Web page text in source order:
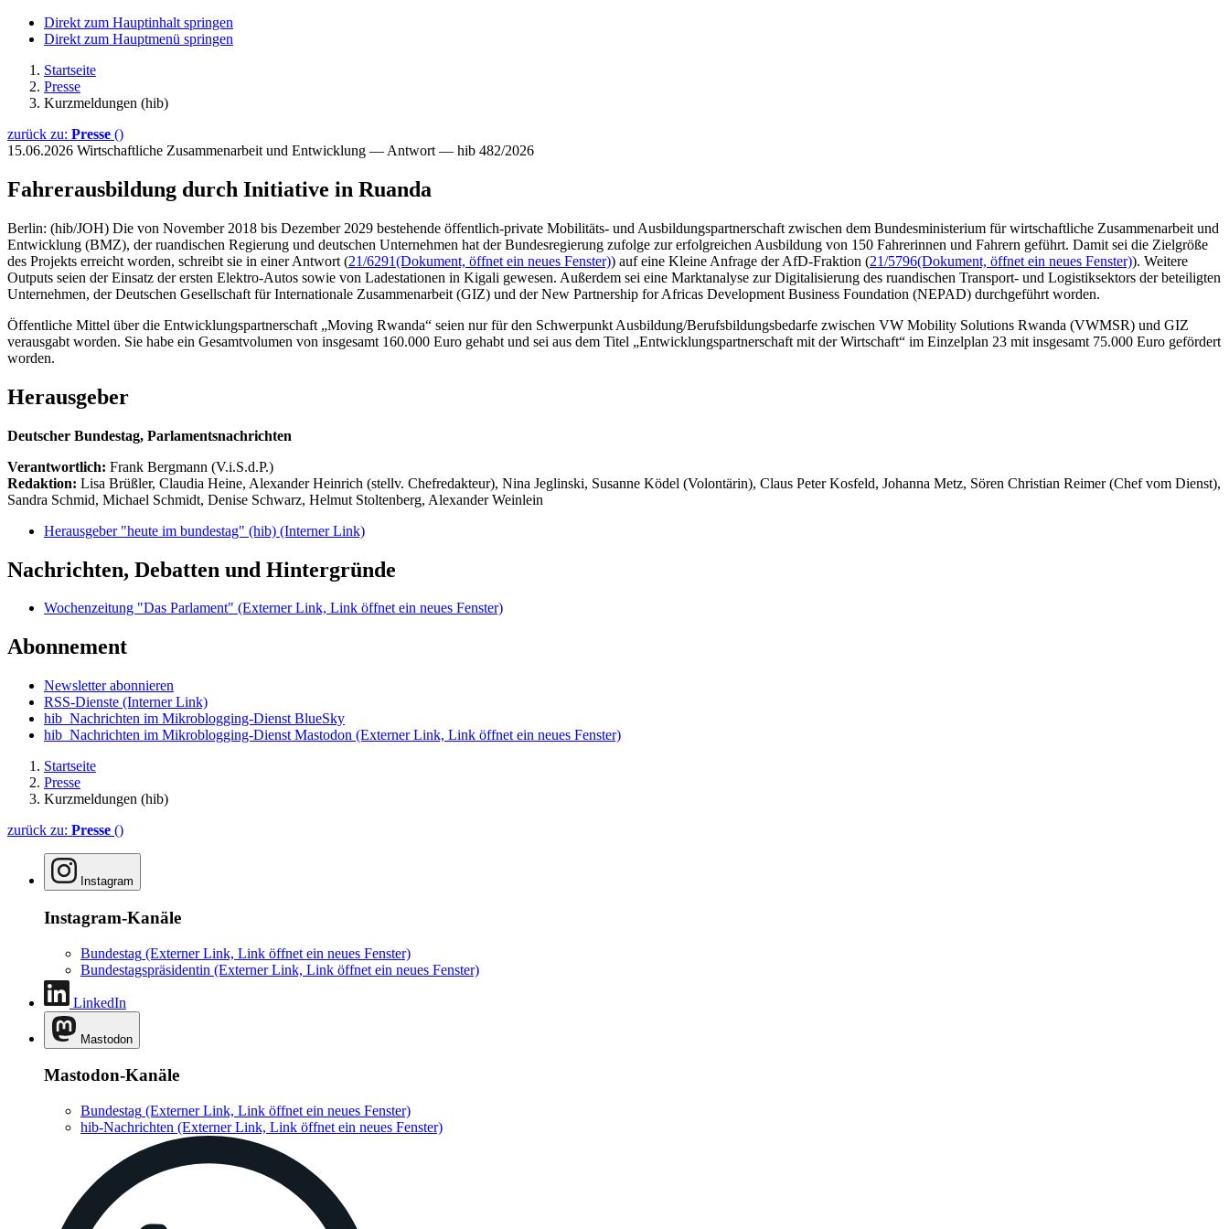
Direkt zum Hauptinhalt springen
Direkt zum Hauptmenü springen
Startseite
Presse
Kurzmeldungen (hib)
zurück zu: Presse ()
15.06.2026 Wirtschaftliche Zusammenarbeit und Entwicklung — Antwort — hib 482/2026
Fahrerausbildung durch Initiative in Ruanda
Berlin: (hib/JOH) Die von November 2018 bis Dezember 2029 bestehende öffentlich-private Mobilitäts- und Ausbildungspartnerschaft zwischen dem Bundesministerium für wirtschaftliche Zusammenarbeit und
Entwicklung (BMZ), der ruandischen Regierung und deutschen Unternehmen hat der Bundesregierung zufolge zur erfolgreichen Ausbildung von 150 Fahrerinnen und Fahrern geführt. Damit sei die Zielgröße
des Projekts erreicht worden, schreibt sie in einer Antwort (21/6291(Dokument, öffnet ein neues Fenster)) auf eine Kleine Anfrage der AfD-Fraktion (21/5796(Dokument, öffnet ein neues Fenster)). Weitere
Outputs seien der Einsatz der ersten Elektro-Autos sowie von Ladestationen in Kigali gewesen. Außerdem sei eine Marktanalyse zur Digitalisierung des ruandischen Transport- und Logistiksektors der beteiligten
Unternehmen, der Deutschen Gesellschaft für Internationale Zusammenarbeit (GIZ) und der New Partnership for Africas Development Business Foundation (NEPAD) durchgeführt worden.
Öffentliche Mittel über die Entwicklungspartnerschaft „Moving Rwanda“ seien nur für den Schwerpunkt Ausbildung/Berufsbildungsbedarfe zwischen VW Mobility Solutions Rwanda (VWMSR) und GIZ
verausgabt worden. Sie habe ein Gesamtvolumen von insgesamt 160.000 Euro gehabt und sei aus dem Titel „Entwicklungspartnerschaft mit der Wirtschaft“ im Einzelplan 23 mit insgesamt 75.000 Euro gefördert
worden.
Herausgeber
Deutscher Bundestag, Parlamentsnachrichten
Verantwortlich: Frank Bergmann (V.i.S.d.P.)
Redaktion: Lisa Brüßler, Claudia Heine, Alexander Heinrich (stellv. Chefredakteur), Nina Jeglinski, Susanne Ködel (Volontärin), Claus Peter Kosfeld, Johanna Metz, Sören Christian Reimer (Chef vom Dienst),
Sandra Schmid, Michael Schmidt, Denise Schwarz, Helmut Stoltenberg, Alexander Weinlein
Herausgeber "heute im bundestag" (hib) (Interner Link)
Nachrichten, Debatten und Hintergründe
Wochenzeitung "Das Parlament" (Externer Link, Link öffnet ein neues Fenster)
Abonnement
Newsletter abonnieren
RSS-Dienste (Interner Link)
hib_Nachrichten im Mikroblogging-Dienst BlueSky
hib_Nachrichten im Mikroblogging-Dienst Mastodon (Externer Link, Link öffnet ein neues Fenster)
Startseite
Presse
Kurzmeldungen (hib)
zurück zu: Presse ()
Instagram
Instagram-Kanäle
Bundestag (Externer Link, Link öffnet ein neues Fenster)
Bundestagspräsidentin (Externer Link, Link öffnet ein neues Fenster)
LinkedIn
Mastodon
Mastodon-Kanäle
Bundestag (Externer Link, Link öffnet ein neues Fenster)
hib-Nachrichten (Externer Link, Link öffnet ein neues Fenster)